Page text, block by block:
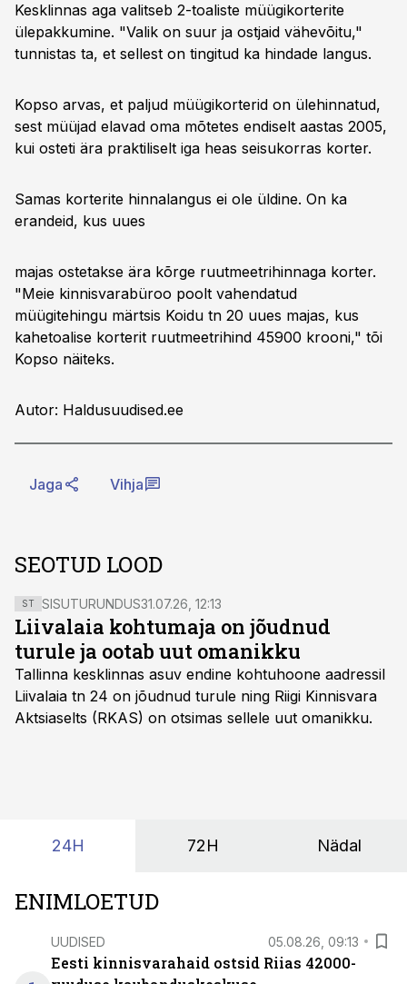
Kesklinnas aga valitseb 2-toaliste müügikorterite
ülepakkumine. "Valik on suur ja ostjaid vähevõitu,"
tunnistas ta, et sellest on tingitud ka hindade langus.
Kopso arvas, et paljud müügikorterid on ülehinnatud,
sest müüjad elavad oma mõtetes endiselt aastas 2005,
kui osteti ära praktiliselt iga heas seisukorras korter.
Samas korterite hinnalangus ei ole üldine. On ka
erandeid, kus uues
majas ostetakse ära kõrge ruutmeetrihinnaga korter.
"Meie kinnisvarabüroo poolt vahendatud
müügitehingu märtsis Koidu tn 20 uues majas, kus
kahetoalise korterit ruutmeetrihind 45900 krooni," tõi
Kopso näiteks.
Autor: Haldusuudised.ee
Jaga Vihja
SEOTUD LOOD
ST SISUTURUNDUS31.07.26, 12:13
Liivalaia kohtumaja on jõudnud
turule ja ootab uut omanikku
Tallinna kesklinnas asuv endine kohtuhoone aadressil
Liivalaia tn 24 on jõudnud turule ning Riigi Kinnisvara
Aktsiaselts (RKAS) on otsimas sellele uut omanikku.
24H 72H Nädal
ENIMLOETUD
UUDISED 05.08.26, 09:13
Eesti kinnisvarahaid ostsid Riias 42000-